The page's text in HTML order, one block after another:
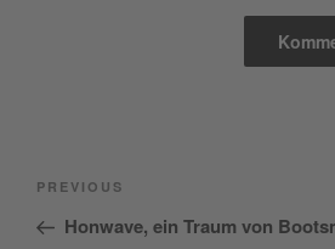
Beitragsnavigation
Previous
Post
PREVIOUS
Honwave, ein Traum von